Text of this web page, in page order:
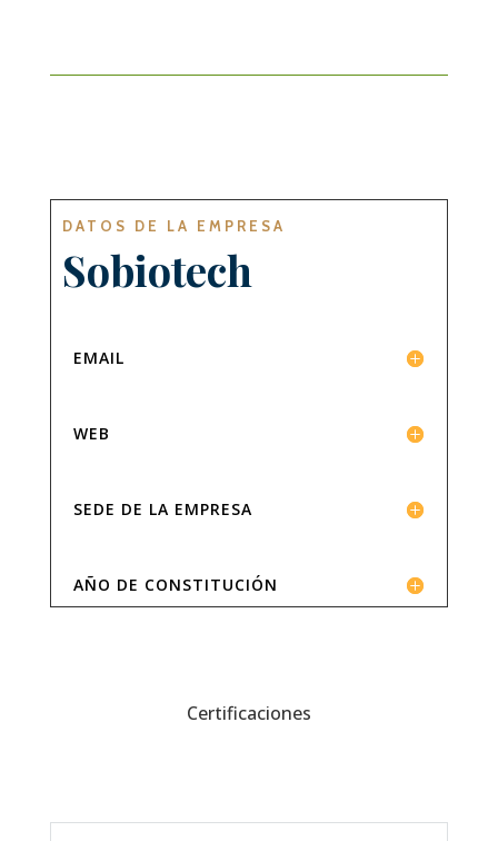
DATOS DE LA EMPRESA
Sobiotech
EMAIL
WEB
SEDE DE LA EMPRESA
AÑO DE CONSTITUCIÓN
Certificaciones